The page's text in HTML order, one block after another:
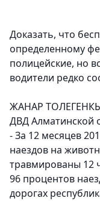
Доказать, что
определенному
полицейские, но
водители редко
ЖАНАР
ДВД Алматинской
- За 12 месяцев
наездов на
травмированы 12
96 процентов
дорогах